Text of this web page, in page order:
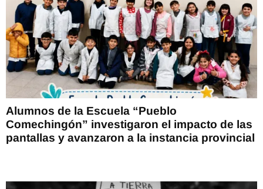
Alumnos de la Escuela “Pueblo
Comechingón” investigaron el impacto de las
pantallas y avanzaron a la instancia provincial